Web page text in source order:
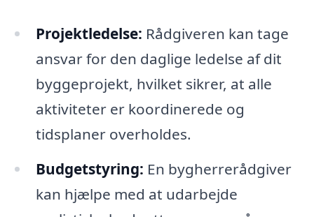
Projektledelse: Rådgiveren kan tage
ansvar for den daglige ledelse af dit
byggeprojekt, hvilket sikrer, at alle
aktiviteter er koordinerede og
tidsplaner overholdes.
Budgetstyring: En bygherrerådgiver
kan hjælpe med at udarbejde